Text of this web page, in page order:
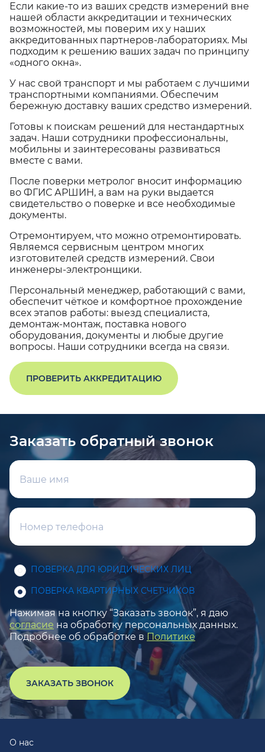
Если какие-то из ваших средств измерений вне
нашей области аккредитации и технических
возможностей, мы поверим их у наших
аккредитованных партнеров-лабораториях. Мы
подходим к решению ваших задач по принципу
«одного окна».
У нас свой транспорт и мы работаем с лучшими
транспортными компаниями. Обеспечим
бережную доставку ваших средство измерений.
Готовы к поискам решений для нестандартных
задач. Наши сотрудники профессиональны,
мобильны и заинтересованы развиваться
вместе с вами.
После поверки метролог вносит информацию
во ФГИС АРШИН, а вам на руки выдается
свидетельство о поверке и все необходимые
документы.
Отремонтируем, что можно отремонтировать.
Являемся сервисным центром многих
изготовителей средств измерений. Свои
инженеры-электронщики.
Персональный менеджер, работающий с вами,
обеспечит чёткое и комфортное прохождение
всех этапов работы: выезд специалиста,
демонтаж-монтаж, поставка нового
оборудования, документы и любые другие
вопросы. Наши сотрудники всегда на связи.
ПРОВЕРИТЬ АККРЕДИТАЦИЮ
Заказать обратный звонок
ПОВЕРКА ДЛЯ ЮРИДИЧЕСКИХ ЛИЦ
ПОВЕРКА КВАРТИРНЫХ СЧЕТЧИКОВ
Нажимая на кнопку “Заказать звонок”, я даю
согласие на обработку персональных данных.
Подробнее об обработке в Политике
ЗАКАЗАТЬ ЗВОНОК
О нас